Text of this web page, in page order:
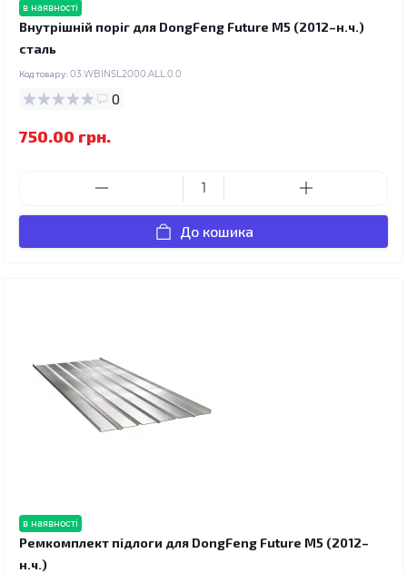
в наявності
Внутрішній поріг для DongFeng Future M5 (2012–н.ч.)
сталь
Код товару: 03.WBINSL2000.ALL.0.0
0
750.00 грн.
До кошика
в наявності
Ремкомплект підлоги для DongFeng Future M5 (2012–
н.ч.)